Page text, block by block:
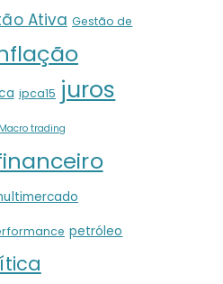
Ativa Gestão de
ipca15 juros
Macro trading
petróleo